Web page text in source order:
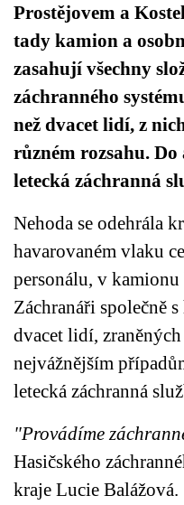
Prostějovem a
tady kamion a
zasahují všechny
záchranného
než dvacet lidí, z
různém rozsahu. Do
letecká záchranná
Nehoda se odehrála
havarovaném vlaku
personálu, v
Záchranáři společně
dvacet lidí,
nejvážnějším
letecká záchranná
"Provádíme
Hasičského
kraje Lucie Balážová.